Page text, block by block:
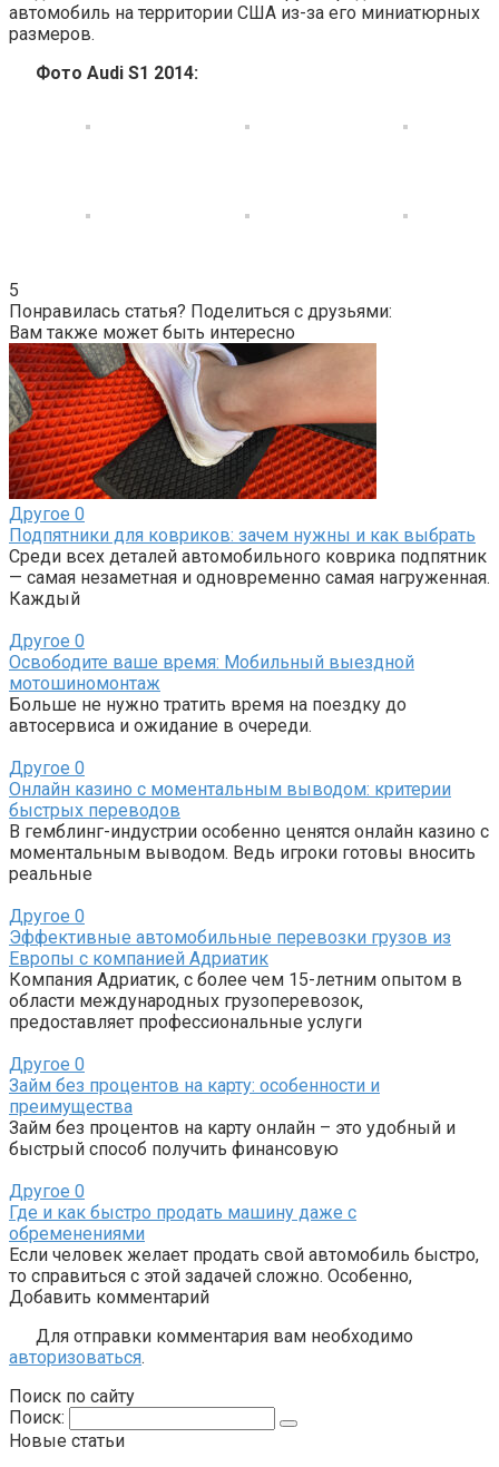
автомобиль на территории США из-за его миниатюрных
размеров.
Фото Audi S1 2014:
5
Понравилась статья? Поделиться с друзьями:
Вам также может быть интересно
Другое 0
Подпятники для ковриков: зачем нужны и как выбрать
Среди всех деталей автомобильного коврика подпятник
— самая незаметная и одновременно самая нагруженная.
Каждый
Другое 0
Освободите ваше время: Мобильный выездной
мотошиномонтаж
Больше не нужно тратить время на поездку до
автосервиса и ожидание в очереди.
Другое 0
Онлайн казино с моментальным выводом: критерии
быстрых переводов
В гемблинг-индустрии особенно ценятся онлайн казино с
моментальным выводом. Ведь игроки готовы вносить
реальные
Другое 0
Эффективные автомобильные перевозки грузов из
Европы с компанией Адриатик
Компания Адриатик, с более чем 15-летним опытом в
области международных грузоперевозок,
предоставляет профессиональные услуги
Другое 0
Займ без процентов на карту: особенности и
преимущества
Займ без процентов на карту онлайн – это удобный и
быстрый способ получить финансовую
Другое 0
Где и как быстро продать машину даже с
обременениями
Если человек желает продать свой автомобиль быстро,
то справиться с этой задачей сложно. Особенно,
Добавить комментарий
Для отправки комментария вам необходимо
авторизоваться.
Поиск по сайту
Поиск:
Новые статьи